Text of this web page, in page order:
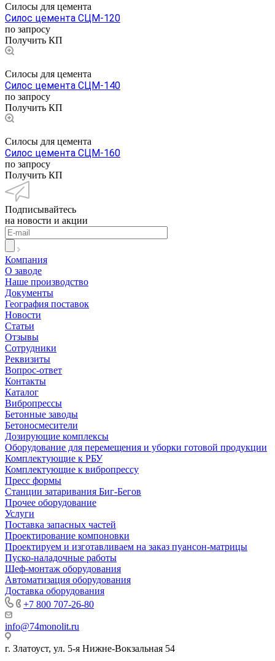
Силосы для цемента
Силос цемента СЦМ-120
по запросу
Получить КП
Силосы для цемента
Силос цемента СЦМ-140
по запросу
Получить КП
Силосы для цемента
Силос цемента СЦМ-160
по запросу
Получить КП
Подписывайтесь
на новости и акции
Компания
О заводе
Наше производство
Документы
География поставок
Новости
Статьи
Отзывы
Сотрудники
Реквизиты
Вопрос-ответ
Контакты
Каталог
Вибропрессы
Бетонные заводы
Бетоносмесители
Дозирующие комплексы
Оборудование для перемещения и уборки готовой продукции
Комплектующие к РБУ
Комплектующие к вибропрессу
Пресс формы
Станции затаривания Биг-Бегов
Прочее оборудование
Услуги
Поставка запасных частей
Проектирование компоновки
Проектируем и изготавливаем на заказ пуансон-матрицы
Пуско-наладочные работы
Шеф-монтаж оборудования
Автоматизация оборудования
Доставка оборудования
+7 800 707-26-80
info@74monolit.ru
г. Златоуст, ул. 5-я Нижне-Вокзальная 54